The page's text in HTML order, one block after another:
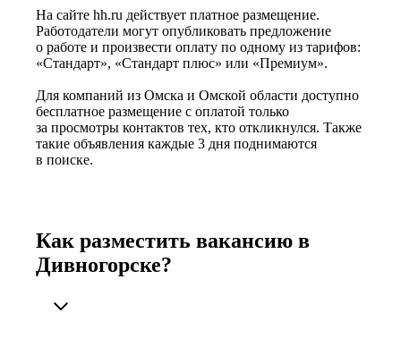
На сайте hh.ru действует платное размещение.
Работодатели могут опубликовать предложение
о работе и произвести оплату по одному из тарифов:
«Стандарт», «Стандарт плюс» или «Премиум».
Для компаний из Омска и Омской области доступно
бесплатное размещение с оплатой только
за просмотры контактов тех, кто откликнулся. Также
такие объявления каждые 3 дня поднимаются
в поиске.
Как разместить вакансию в
Дивногорске?